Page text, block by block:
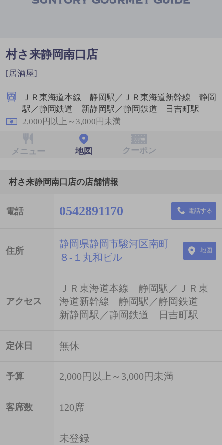
村さ来静岡南口店
[居酒屋]
ＪＲ東海道本線 静岡駅／ＪＲ東海道新幹線 静岡
駅／静岡鉄道 新静岡駅／静岡鉄道 日吉町駅
2,000円以上～3,000円未満
メニュー 地図 クーポン
村さ来静岡南口店の店舗情報
電話 0542891170 電話する
住所
静岡県静岡市駿河区南町
８-１丸和ビル
地図
アクセス
ＪＲ東海道本線 静岡駅／ＪＲ東
海道新幹線 静岡駅／静岡鉄道
新静岡駅／静岡鉄道 日吉町駅
定休日 無休
予算 2,000円以上～3,000円未満
客席数 120席
未登録